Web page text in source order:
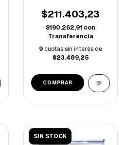
1.50x0.60 MTS
$211.403,23
$190.262,91 con
Transferencia
9cuotas sin interés de
$23.489,25
SIN STOCK